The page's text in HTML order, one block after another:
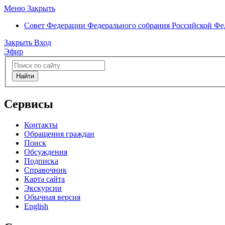
Меню Закрыть
Совет Федерации Федерального собрания Российской
Закрыть Вход
Эфир
Найти
Сервисы
Контакты
Обращения граждан
Поиск
Обсуждения
Подписка
Справочник
Карта сайта
Экскурсии
Обычная версия
English